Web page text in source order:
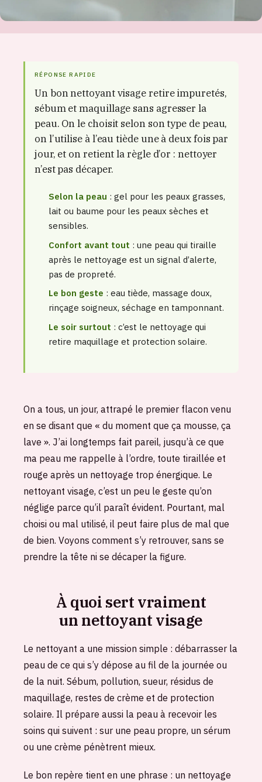
RÉPONSE RAPIDE
Un bon nettoyant visage retire impuretés,
sébum et maquillage sans agresser la
peau. On le choisit selon son type de peau,
on l’utilise à l’eau tiède une à deux fois par
jour, et on retient la règle d’or : nettoyer
n’est pas décaper.
Selon la peau : gel pour les peaux grasses,
lait ou baume pour les peaux sèches et
sensibles.
Confort avant tout : une peau qui tiraille
après le nettoyage est un signal d’alerte,
pas de propreté.
Le bon geste : eau tiède, massage doux,
rinçage soigneux, séchage en tamponnant.
Le soir surtout : c’est le nettoyage qui
retire maquillage et protection solaire.
On a tous, un jour, attrapé le premier flacon venu
en se disant que « du moment que ça mousse, ça
lave ». J’ai longtemps fait pareil, jusqu’à ce que
ma peau me rappelle à l’ordre, toute tiraillée et
rouge après un nettoyage trop énergique. Le
nettoyant visage, c’est un peu le geste qu’on
néglige parce qu’il paraît évident. Pourtant, mal
choisi ou mal utilisé, il peut faire plus de mal que
de bien. Voyons comment s’y retrouver, sans se
prendre la tête ni se décaper la figure.
À quoi sert vraiment
un nettoyant visage
Le nettoyant a une mission simple : débarrasser la
peau de ce qui s’y dépose au fil de la journée ou
de la nuit. Sébum, pollution, sueur, résidus de
maquillage, restes de crème et de protection
solaire. Il prépare aussi la peau à recevoir les
soins qui suivent : sur une peau propre, un sérum
ou une crème pénètrent mieux.
Le bon repère tient en une phrase : un nettoyage